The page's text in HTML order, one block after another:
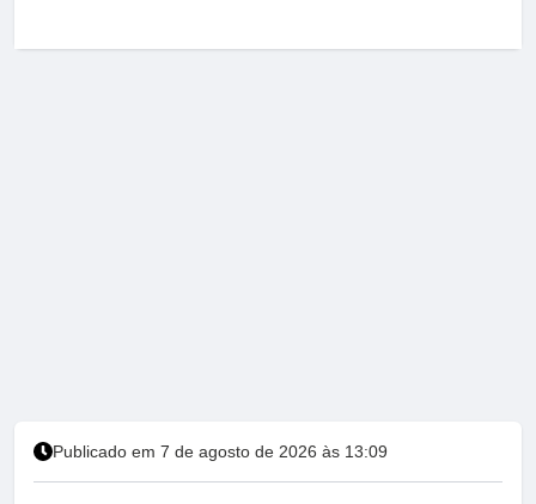
Publicado em 7 de agosto de 2026 às 13:09